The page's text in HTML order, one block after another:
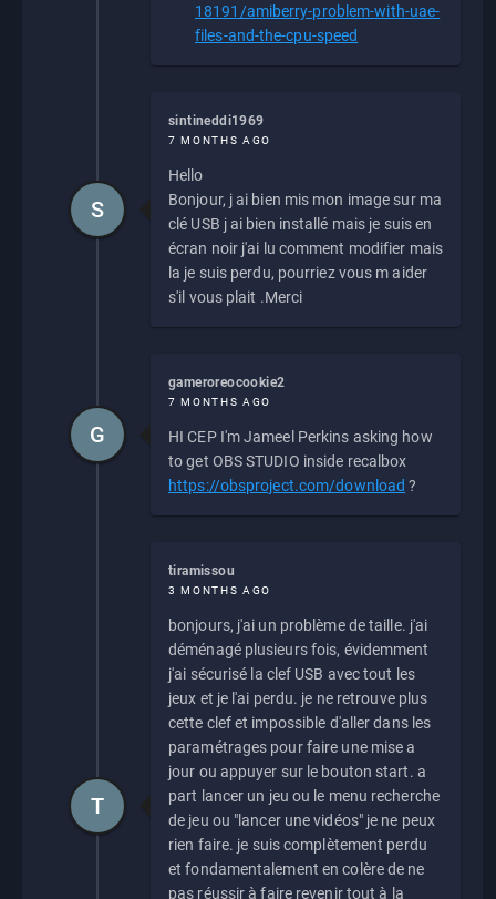
18191/amiberry-problem-with-uae-
files-and-the-cpu-speed
sintineddi1969
7 MONTHS AGO
Hello
Bonjour, j ai bien mis mon image sur ma
clé USB j ai bien installé mais je suis en
écran noir j'ai lu comment modifier mais
la je suis perdu, pourriez vous m aider
s'il vous plait .Merci
S
gameroreocookie2
7 MONTHS AGO
HI CEP I'm Jameel Perkins asking how
to get OBS STUDIO inside recalbox
https://obsproject.com/download ?
G
tiramissou
3 MONTHS AGO
bonjours, j'ai un problème de taille. j'ai
déménagé plusieurs fois, évidemment
j'ai sécurisé la clef USB avec tout les
jeux et je l'ai perdu. je ne retrouve plus
cette clef et impossible d'aller dans les
paramétrages pour faire une mise a
jour ou appuyer sur le bouton start. a
part lancer un jeu ou le menu recherche
de jeu ou "lancer une vidéos" je ne peux
rien faire. je suis complètement perdu
et fondamentalement en colère de ne
pas réussir à faire revenir tout à la
T